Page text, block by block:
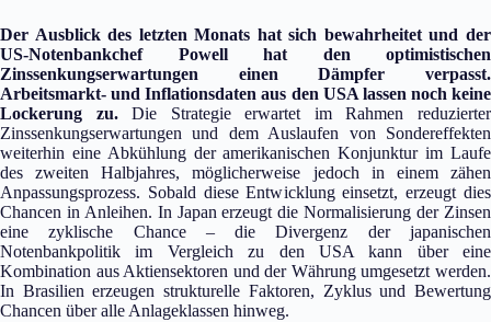
Der Ausblick des letzten Monats hat sich bewahrheitet und der
US-Notenbankchef Powell hat den optimistischen
Zinssenkungserwartungen einen Dämpfer verpasst.
Arbeitsmarkt- und Inflationsdaten aus den USA lassen noch keine
Lockerung zu.Die Strategie erwartet im Rahmen reduzierter
Zinssenkungserwartungen und dem Auslaufen von Sondereffekten
weiterhin eine Abkühlung der amerikanischen Konjunktur im Laufe
des zweiten Halbjahres, möglicherweise jedoch in einem zähen
Anpassungsprozess. Sobald diese Entwicklung einsetzt, erzeugt dies
Chancen in Anleihen. In Japan erzeugt die Normalisierung der Zinsen
eine zyklische Chance – die Divergenz der japanischen
Notenbankpolitik im Vergleich zu den USA kann über eine
Kombination aus Aktiensektoren und der Währung umgesetzt werden.
In Brasilien erzeugen strukturelle Faktoren, Zyklus und Bewertung
Chancen über alle Anlageklassen hinweg.